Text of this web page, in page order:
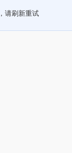
请刷新重试